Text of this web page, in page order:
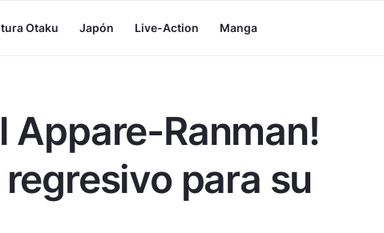
Otaku Japón Live-Action Manga
Appare-Ranman!
para su